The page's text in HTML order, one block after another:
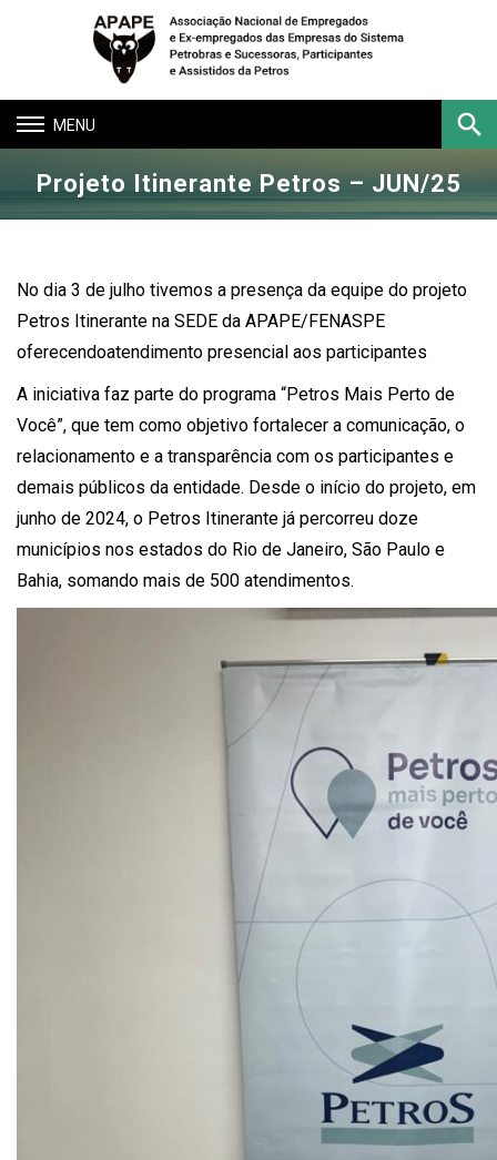
Toggle
navigation
Buscar
Projeto Itinerante Petros – JUN/25
No dia 3 de julho tivemos a presença da equipe do projeto
Petros Itinerante na SEDE da APAPE/FENASPE
oferecendoatendimento presencial aos participantes
A iniciativa faz parte do programa “Petros Mais Perto de
Você”, que tem como objetivo fortalecer a comunicação, o
relacionamento e a transparência com os participantes e
demais públicos da entidade. Desde o início do projeto, em
junho de 2024, o Petros Itinerante já percorreu doze
municípios nos estados do Rio de Janeiro, São Paulo e
Bahia, somando mais de 500 atendimentos.